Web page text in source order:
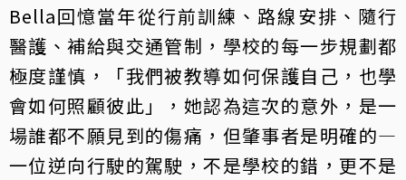
Bella回憶當年從行前訓練、路線安排、隨行
醫護、補給與交通管制，學校的每一步規劃都
極度謹慎，「我們被教導如何保護自己，也學
會如何照顧彼此」，她認為這次的意外，是一
場誰都不願見到的傷痛，但肇事者是明確的—
一位逆向行駛的駕駛，不是學校的錯，更不是